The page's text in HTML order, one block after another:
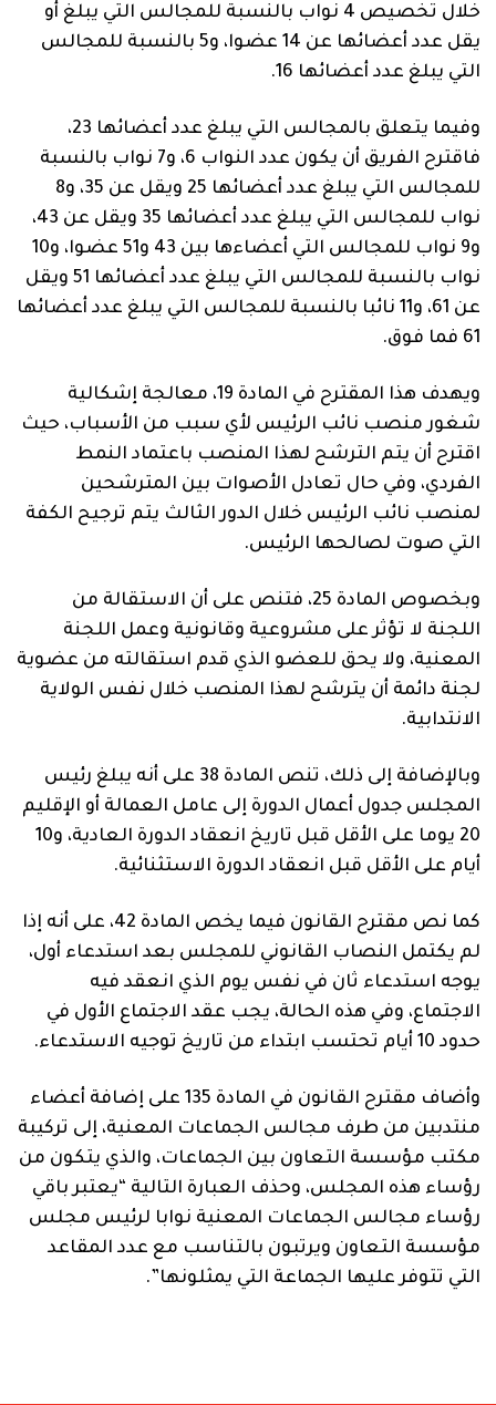
خلال تخصيص 4 نواب بالنسبة للمجالس التي يبلغ أو
يقل عدد أعضائها عن 14 عضوا، و5 بالنسبة للمجالس
التي يبلغ عدد أعضائها 16.
وفيما يتعلق بالمجالس التي يبلغ عدد أعضائها 23،
فاقترح الفريق أن يكون عدد النواب 6، و7 نواب بالنسبة
للمجالس التي يبلغ عدد أعضائها 25 ويقل عن 35، و8
نواب للمجالس التي يبلغ عدد أعضائها 35 ويقل عن 43،
و9 نواب للمجالس التي أعضاءها بين 43 و51 عضوا، و10
نواب بالنسبة للمجالس التي يبلغ عدد أعضائها 51 ويقل
عن 61، و11 نائبا بالنسبة للمجالس التي يبلغ عدد أعضائها
61 فما فوق.
ويهدف هذا المقترح في المادة 19، معالجة إشكالية
شغور منصب نائب الرئيس لأي سبب من الأسباب، حيث
اقترح أن يتم الترشح لهذا المنصب باعتماد النمط
الفردي، وفي حال تعادل الأصوات بين المترشحين
لمنصب نائب الرئيس خلال الدور الثالث يتم ترجيح الكفة
التي صوت لصالحها الرئيس.
وبخصوص المادة 25، فتنص على أن الاستقالة من
اللجنة لا تؤثر على مشروعية وقانونية وعمل اللجنة
المعنية، ولا يحق للعضو الذي قدم استقالته من عضوية
لجنة دائمة أن يترشح لهذا المنصب خلال نفس الولاية
الانتدابية.
وبالإضافة إلى ذلك، تنص المادة 38 على أنه يبلغ رئيس
المجلس جدول أعمال الدورة إلى عامل العمالة أو الإقليم
20 يوما على الأقل قبل تاريخ انعقاد الدورة العادية، و10
أيام على الأقل قبل انعقاد الدورة الاستثنائية.
كما نص مقترح القانون فيما يخص المادة 42، على أنه إذا
لم يكتمل النصاب القانوني للمجلس بعد استدعاء أول،
يوجه استدعاء ثان في نفس يوم الذي انعقد فيه
الاجتماع، وفي هذه الحالة، يجب عقد الاجتماع الأول في
حدود 10 أيام تحتسب ابتداء من تاريخ توجيه الاستدعاء.
وأضاف مقترح القانون في المادة 135 على إضافة أعضاء
منتدبين من طرف مجالس الجماعات المعنية، إلى تركيبة
مكتب مؤسسة التعاون بين الجماعات، والذي يتكون من
رؤساء هذه المجلس، وحذف العبارة التالية “يعتبر باقي
رؤساء مجالس الجماعات المعنية نوابا لرئيس مجلس
مؤسسة التعاون ويرتبون بالتناسب مع عدد المقاعد
التي تتوفر عليها الجماعة التي يمثلونها”.